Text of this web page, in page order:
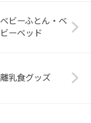
ベビーふとん・ベ
ビーベッド
離乳食グッズ